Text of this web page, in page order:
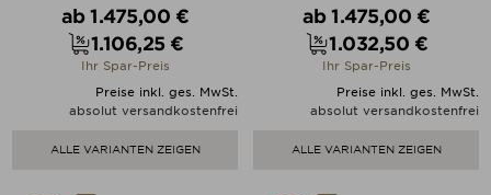
Verkaufspreis
ab 1.475,00 €
Preis
1.106,25 €
Ihr Spar-Preis
Preise inkl. ges. MwSt.
absolut versandkostenfrei
ALLE VARIANTEN ZEIGEN
Verkaufspreis
ab 1.475,00 €
Preis
1.032,50 €
Ihr Spar-Preis
Preise inkl. ges. MwSt.
absolut versandkostenfrei
ALLE VARIANTEN ZEIGEN